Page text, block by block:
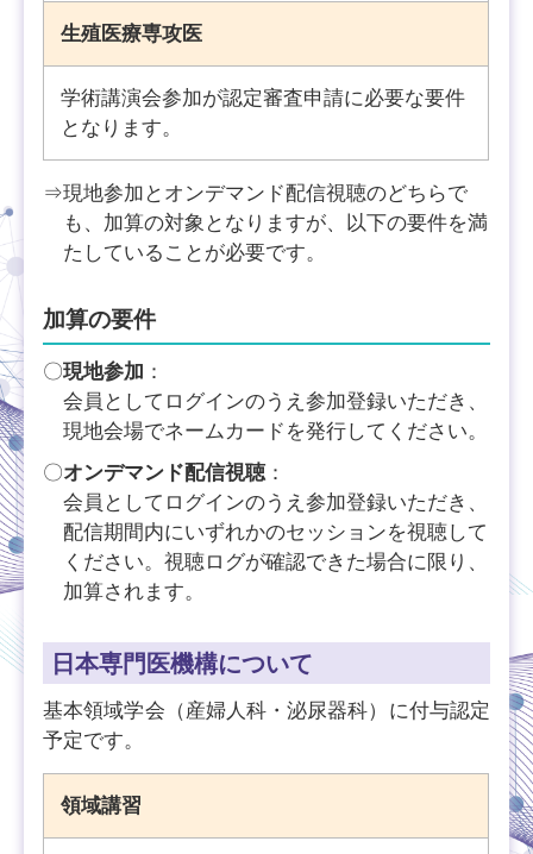
生殖医療専攻医
学術講演会参加が認定審査申請に必要な要件
となります。
⇒現地参加とオンデマンド配信視聴のどちらで
も、加算の対象となりますが、以下の要件を満
たしていることが必要です。
加算の要件
〇現地参加 ：
会員としてログインのうえ参加登録いただき、
現地会場でネームカードを発行してください。
〇オンデマンド配信視聴：
会員としてログインのうえ参加登録いただき、
配信期間内にいずれかのセッションを視聴して
ください。視聴ログが確認できた場合に限り、
加算されます。
日本専門医機構について
基本領域学会（産婦人科・泌尿器科）に付与認定
予定です。
領域講習